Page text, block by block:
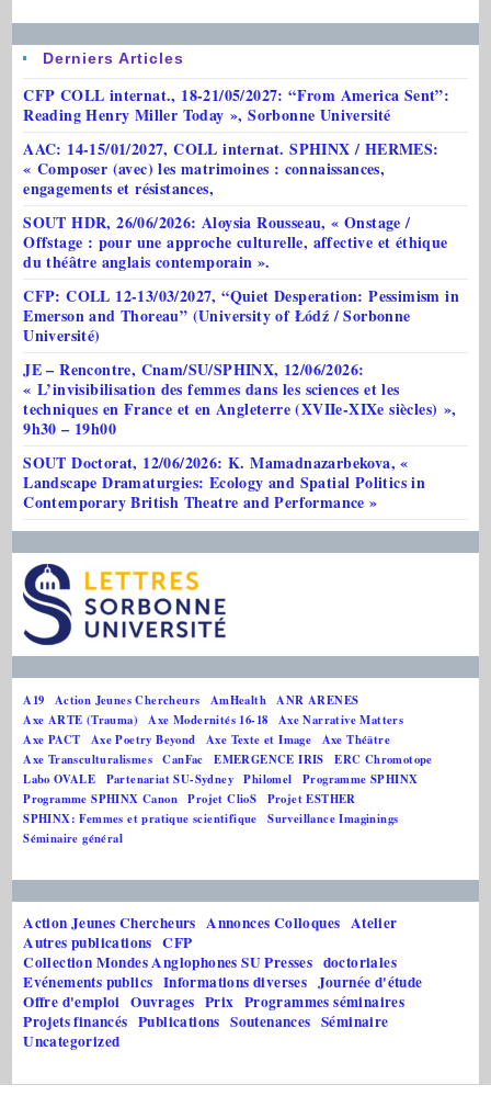
Derniers Articles
CFP COLL internat., 18-21/05/2027: “From America Sent”:
Reading Henry Miller Today », Sorbonne Université
AAC: 14-15/01/2027, COLL internat. SPHINX / HERMES:
« Composer (avec) les matrimoines : connaissances,
engagements et résistances,
SOUT HDR, 26/06/2026: Aloysia Rousseau, « Onstage /
Offstage : pour une approche culturelle, affective et éthique
du théâtre anglais contemporain ».
CFP: COLL 12-13/03/2027, “Quiet Desperation: Pessimism in
Emerson and Thoreau” (University of Łódź / Sorbonne
Université)
JE – Rencontre, Cnam/SU/SPHINX, 12/06/2026:
« L’invisibilisation des femmes dans les sciences et les
techniques en France et en Angleterre (XVIIe-XIXe siècles) »,
9h30 – 19h00
SOUT Doctorat, 12/06/2026: K. Mamadnazarbekova, «
Landscape Dramaturgies: Ecology and Spatial Politics in
Contemporary British Theatre and Performance »
A19 Action Jeunes Chercheurs AmHealth ANR ARENES
Axe ARTE (Trauma)
Axe Modernités 16-18
Axe Narrative Matters
Axe PACT
Axe Poetry Beyond Axe Texte et Image
Axe Théâtre
Axe Transculturalismes CanFac EMERGENCE IRIS
ERC Chromotope
Labo OVALE
Partenariat SU-Sydney Philomel
Programme SPHINX
Programme SPHINX Canon Projet ClioS
Projet ESTHER
SPHINX: Femmes et pratique scientifique
Surveillance Imaginings
Séminaire général
Action Jeunes Chercheurs Annonces Colloques Atelier
Autres publications CFP
Collection Mondes Anglophones SU Presses doctoriales
Evénements publics Informations diverses Journée d'étude
Offre d'emploi Ouvrages Prix Programmes séminaires
Projets financés Publications Soutenances Séminaire
Uncategorized